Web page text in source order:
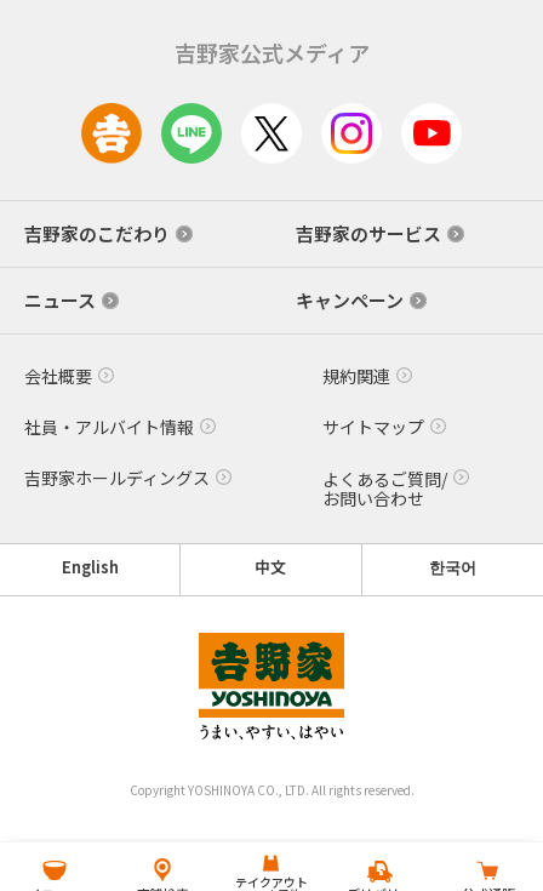
テイクアウト
吉野家公式メディア
吉野家のこだわり 吉野家のサービス
ニュース キャンペーン
会社概要 規約関連
社員・アルバイト情報 サイトマップ
吉野家ホールディングス
よくあるご質問/
お問い合わせ
English 中文 한국어
Copyright YOSHINOYA CO., LTD. All rights reserved.